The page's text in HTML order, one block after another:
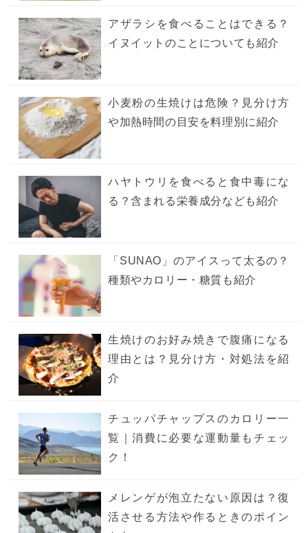
アザラシを食べることはできる？
イヌイットのことについても紹介
小麦粉の生焼けは危険？見分け方
や加熱時間の目安を料理別に紹介
ハヤトウリを食べると食中毒にな
る？含まれる栄養成分なども紹介
「SUNAO」のアイスって太るの？
種類やカロリー・糖質も紹介
生焼けのお好み焼きで腹痛になる
理由とは？見分け方・対処法を紹
介
チュッパチャップスのカロリー一
覧｜消費に必要な運動量もチェッ
ク！
メレンゲが泡立たない原因は？復
活させる方法や作るときのポイン